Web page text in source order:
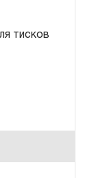
тисков